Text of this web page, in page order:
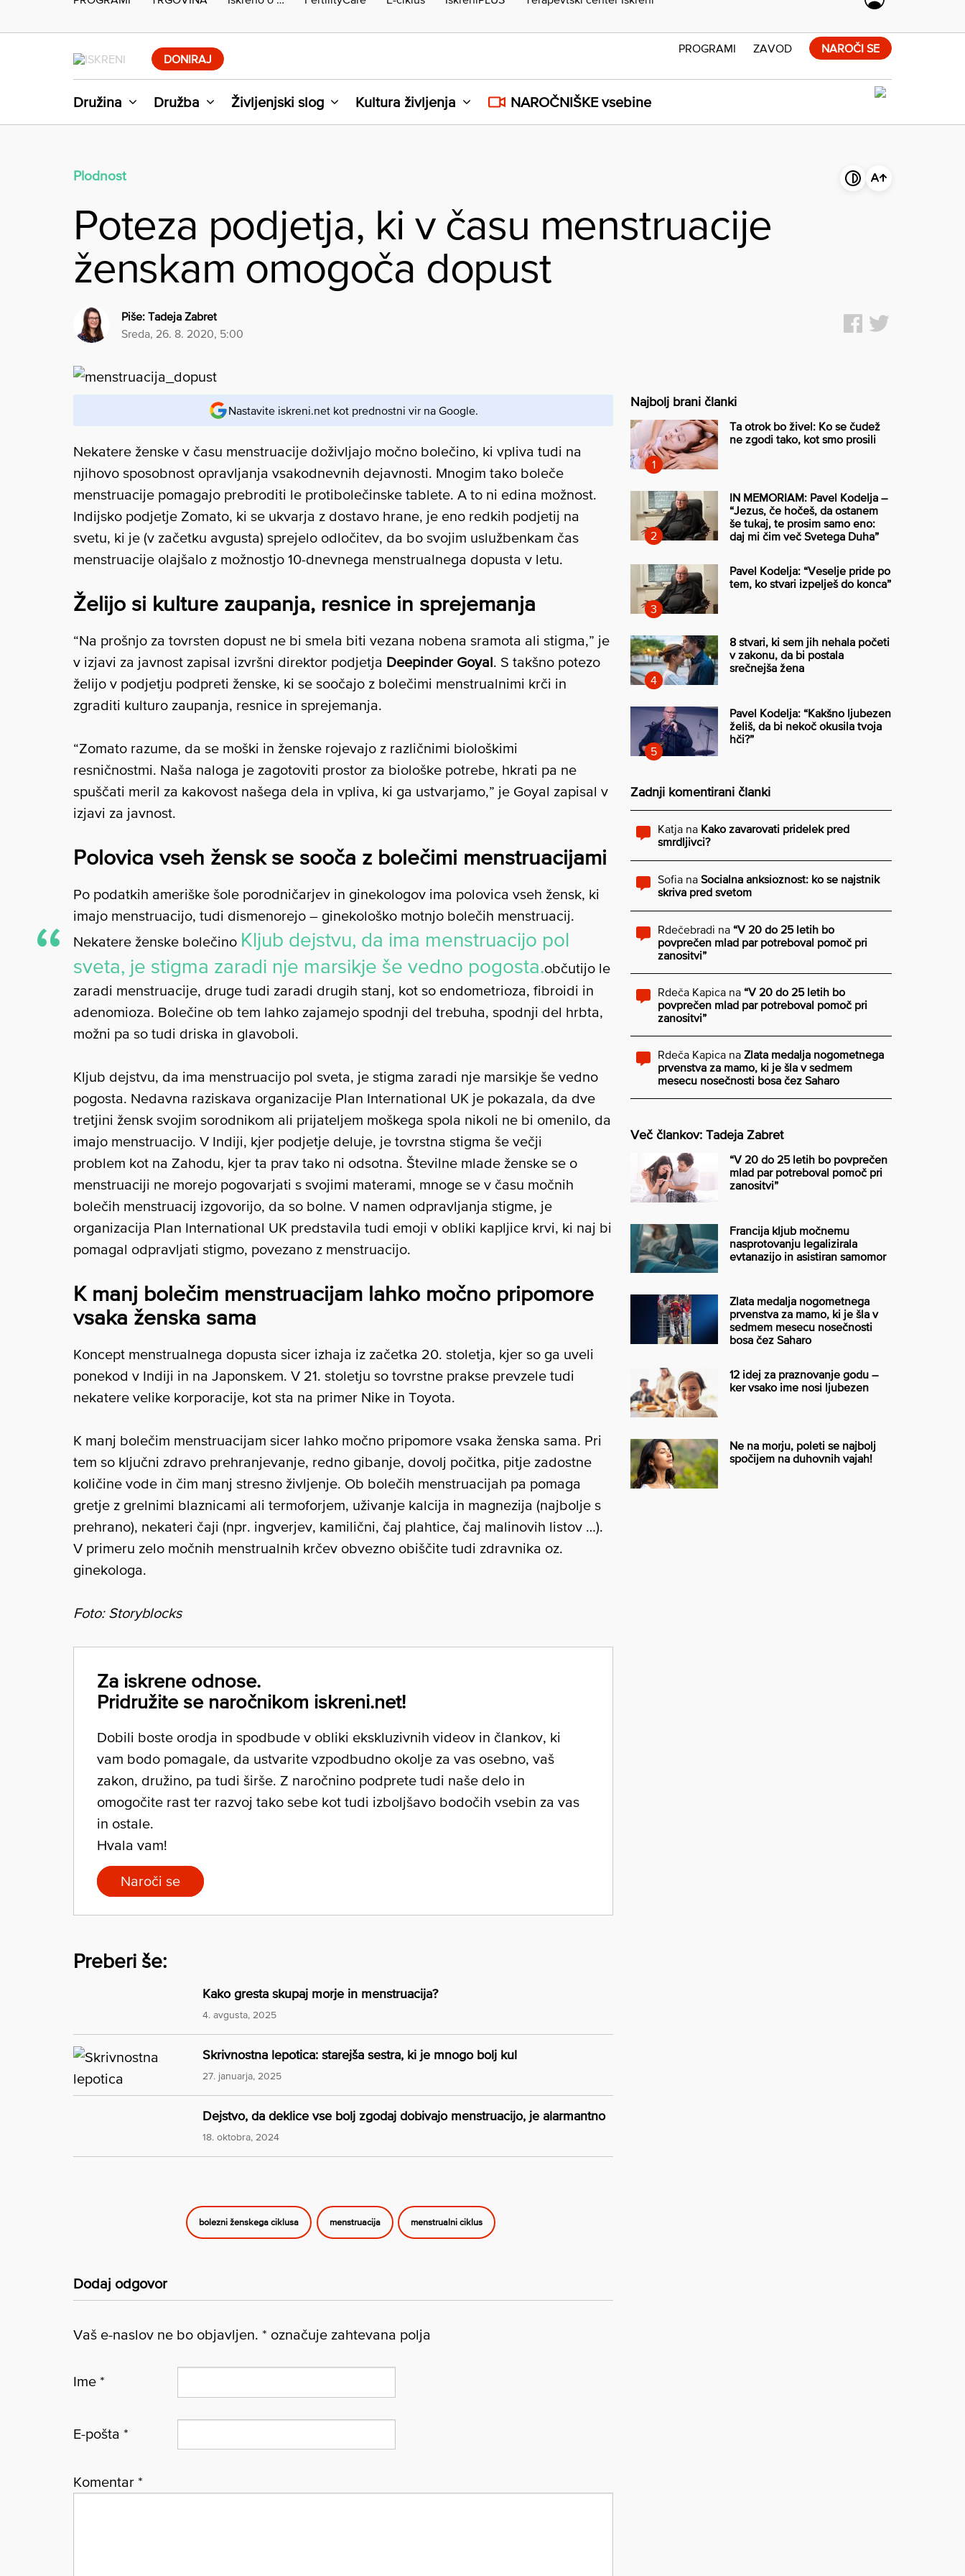
DONIRAJ
Družina Družba Življenjski slog Kultura življenja NAROČNIŠKE vsebine
PROGRAMI ZAVOD NAROČI SE
Plodnost
Poteza podjetja, ki v času menstruacije
ženskam omogoča dopust
Piše: Tadeja Zabret
sreda, 26. 8. 2020, 5:00
Nastavite iskreni.net kot prednostni vir na Google.
Nekatere ženske v času menstruacije doživljajo močno bolečino, ki vpliva tudi na
njihovo sposobnost opravljanja vsakodnevnih dejavnosti. Mnogim tako boleče
menstruacije pomagajo prebroditi le protibolečinske tablete. A to ni edina možnost.
Indijsko podjetje Zomato, ki se ukvarja z dostavo hrane, je eno redkih podjetij na
svetu, ki je (v začetku avgusta) sprejelo odločitev, da bo svojim uslužbenkam čas
menstruacije olajšalo z možnostjo 10-dnevnega menstrualnega dopusta v letu.
Želijo si kulture zaupanja, resnice in sprejemanja
“Na prošnjo za tovrsten dopust ne bi smela biti vezana nobena sramota ali stigma,” je
v izjavi za javnost zapisal izvršni direktor podjetja Deepinder Goyal. S takšno potezo
želijo v podjetju podpreti ženske, ki se soočajo z bolečimi menstrualnimi krči in
zgraditi kulturo zaupanja, resnice in sprejemanja.
“Zomato razume, da se moški in ženske rojevajo z različnimi biološkimi
resničnostmi. Naša naloga je zagotoviti prostor za biološke potrebe, hkrati pa ne
spuščati meril za kakovost našega dela in vpliva, ki ga ustvarjamo,” je Goyal zapisal v
izjavi za javnost.
Polovica vseh žensk se sooča z bolečimi menstruacijami
Po podatkih ameriške šole porodničarjev in ginekologov ima polovica vseh žensk, ki
imajo menstruacijo, tudi dismenorejo – ginekološko motnjo bolečih menstruacij.
Nekatere ženske bolečino Kljub dejstvu, da ima menstruacijo pol
sveta, je stigma zaradi nje marsikje še vedno pogosta.občutijo le
zaradi menstruacije, druge tudi zaradi drugih stanj, kot so endometrioza, fibroidi in
adenomioza. Bolečine ob tem lahko zajamejo spodnji del trebuha, spodnji del hrbta,
možni pa so tudi driska in glavoboli.
Kljub dejstvu, da ima menstruacijo pol sveta, je stigma zaradi nje marsikje še vedno
pogosta. Nedavna raziskava organizacije Plan International UK je pokazala, da dve
tretjini žensk svojim sorodnikom ali prijateljem moškega spola nikoli ne bi omenilo, da
imajo menstruacijo. V Indiji, kjer podjetje deluje, je tovrstna stigma še večji
problem kot na Zahodu, kjer ta prav tako ni odsotna. Številne mlade ženske se o
menstruaciji ne morejo pogovarjati s svojimi materami, mnoge se v času močnih
bolečih menstruacij izgovorijo, da so bolne. V namen odpravljanja stigme, je
organizacija Plan International UK predstavila tudi emoji v obliki kapljice krvi, ki naj bi
pomagal odpravljati stigmo, povezano z menstruacijo.
K manj bolečim menstruacijam lahko močno pripomore
vsaka ženska sama
Koncept menstrualnega dopusta sicer izhaja iz začetka 20. stoletja, kjer so ga uveli
ponekod v Indiji in na Japonskem. V 21. stoletju so tovrstne prakse prevzele tudi
nekatere velike korporacije, kot sta na primer Nike in Toyota.
K manj bolečim menstruacijam sicer lahko močno pripomore vsaka ženska sama. Pri
tem so ključni zdravo prehranjevanje, redno gibanje, dovolj počitka, pitje zadostne
količine vode in čim manj stresno življenje. Ob bolečih menstruacijah pa pomaga
gretje z grelnimi blaznicami ali termoforjem, uživanje kalcija in magnezija (najbolje s
prehrano), nekateri čaji (npr. ingverjev, kamilični, čaj plahtice, čaj malinovih listov …).
V primeru zelo močnih menstrualnih krčev obvezno obiščite tudi zdravnika oz.
ginekologa.
Foto: Storyblocks
Za iskrene odnose.
Pridružite se naročnikom iskreni.net!
Dobili boste orodja in spodbude v obliki ekskluzivnih videov in člankov, ki
vam bodo pomagale, da ustvarite vzpodbudno okolje za vas osebno, vaš
zakon, družino, pa tudi širše. Z naročnino podprete tudi naše delo in
omogočite rast ter razvoj tako sebe kot tudi izboljšavo bodočih vsebin za vas
in ostale.
Hvala vam!
Naroči se
Preberi še:
Kako gresta skupaj morje in menstruacija?
4. avgusta, 2025
Skrivnostna lepotica: starejša sestra, ki je mnogo bolj kul
27. januarja, 2025
Dejstvo, da deklice vse bolj zgodaj dobivajo menstruacijo, je alarmantno
18. oktobra, 2024
bolezni ženskega ciklusa menstruacija menstrualni ciklus
Dodaj odgovor
Vaš e-naslov ne bo objavljen. * označuje zahtevana polja
Ime *
E-pošta *
Komentar *
Najbolj brani članki
Ta otrok bo živel: Ko se čudež
ne zgodi tako, kot smo prosili
IN MEMORIAM: Pavel Kodelja –
“Jezus, če hočeš, da ostanem
še tukaj, te prosim samo eno:
daj mi čim več Svetega Duha”
Pavel Kodelja: “Veselje pride po
tem, ko stvari izpelješ do konca”
8 stvari, ki sem jih nehala početi
v zakonu, da bi postala
srečnejša žena
Pavel Kodelja: “Kakšno ljubezen
želiš, da bi nekoč okusila tvoja
hči?”
Zadnji komentirani članki
Katja na Kako zavarovati pridelek pred
smrdljivci?
Sofia na Socialna anksioznost: ko se najstnik
skriva pred svetom
Rdečebradi na “V 20 do 25 letih bo
povprečen mlad par potreboval pomoč pri
zanositvi”
Rdeča Kapica na “V 20 do 25 letih bo
povprečen mlad par potreboval pomoč pri
zanositvi”
Rdeča Kapica na Zlata medalja nogometnega
prvenstva za mamo, ki je šla v sedmem
mesecu nosečnosti bosa čez Saharo
Več člankov: Tadeja Zabret
“V 20 do 25 letih bo povprečen
mlad par potreboval pomoč pri
zanositvi”
Francija kljub močnemu
nasprotovanju legalizirala
evtanazijo in asistiran samomor
Zlata medalja nogometnega
prvenstva za mamo, ki je šla v
sedmem mesecu nosečnosti
bosa čez Saharo
12 idej za praznovanje godu –
ker vsako ime nosi ljubezen
Ne na morju, poleti se najbolj
spočijem na duhovnih vajah!